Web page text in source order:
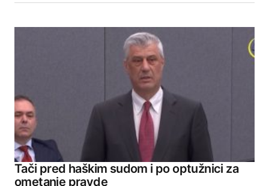
Tači pred haškim sudom i po optužnici za
ometanje pravde